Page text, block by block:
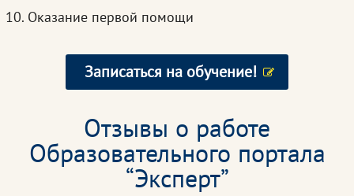
Оказание первой помощи
Записаться на обучение!
Отзывы о работе
Образовательного портала
“Эксперт”